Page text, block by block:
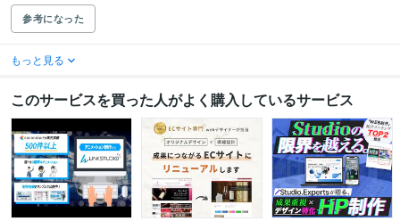
参考になった
もっと見る
このサービスを買った人がよく購入しているサービス